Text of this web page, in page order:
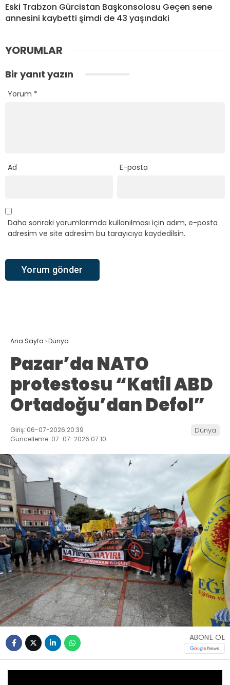
Eski Trabzon Gürcistan Başkonsolosu Geçen sene
annesini kaybetti şimdi de 43 yaşındaki
YORUMLAR
Bir yanıt yazın
Yorum *
Ad E-posta
Daha sonraki yorumlarımda kullanılması için adım, e-posta
adresim ve site adresim bu tarayıcıya kaydedilsin.
Ana Sayfa ›Dünya
Pazar’da NATO
protestosu “Katil ABD
Ortadoğu’dan Defol”
Giriş: 06-07-2026 20:39
Güncelleme: 07-07-2026 07:10
Dünya
ABONE OL